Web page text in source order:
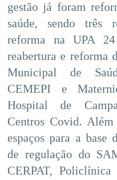
gestão já foram
saúde, sendo três
reforma na UPA
reabertura e reforma
Municipal de
CEMEPI e
Hospital de
Centros Covid.
espaços para a base
de regulação do
CERPAT,